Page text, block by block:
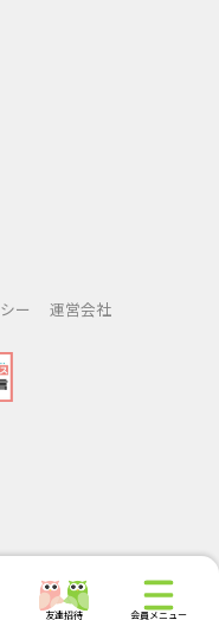
ー 運営会社
友達招待 会員メニュー